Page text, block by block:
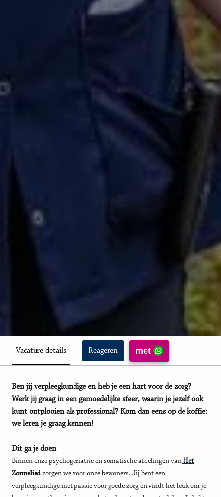
Vacature details Reageren met
Ben jij verpleegkundige en heb je een hart voor de zorg?
Werk jij graag in een gemoedelijke sfeer, waarin je jezelf ook
kunt ontplooien als professional? Kom dan eens op de koffie:
we leren je graag kennen!
Dit ga je doen
Binnen onze psychogeriatrie en somatische afdelingen van Het
Zonnelied zorgen we voor onze bewoners. Jij bent een
verpleegkundige met passie voor goede zorg en vindt het leuk om je